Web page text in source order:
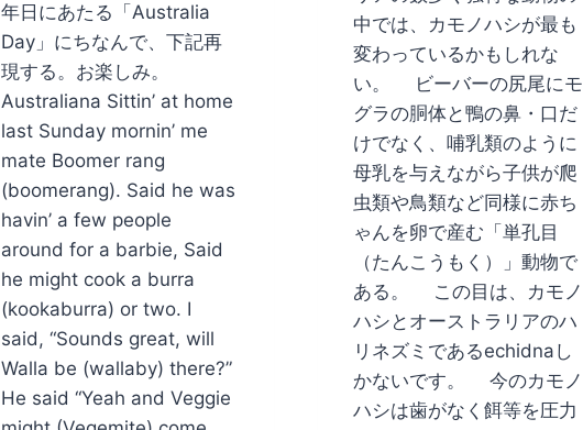
年日にあたる「Australia
Day」にちなんで、下記再
現する。お楽しみ。
Australiana Sittin’ at home
last Sunday mornin’ me
mate Boomer rang
(boomerang). Said he was
havin’ a few people
around for a barbie, Said
he might cook a burra
(kookaburra) or two. I
said, “Sounds great, will
Walla be (wallaby) there?”
He said “Yeah and Veggie
中では、カモノハシが最も
変わっているかもしれな
い。 ビーバーの尻尾にモ
グラの胴体と鴨の鼻・口だ
けでなく、哺乳類のように
母乳を与えながら子供が爬
虫類や鳥類など同様に赤ち
ゃんを卵で産む「単孔目
（たんこうもく）」動物で
ある。 この目は、カモノ
ハシとオーストラリアのハ
リネズミであるechidnaし
かないです。 今のカモノ
ハシは歯がなく餌等を圧力